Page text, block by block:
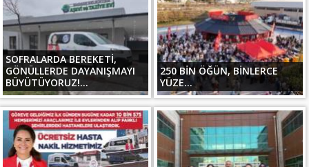
SOFRALARDA BEREKETİ,
GÖNÜLLERDE DAYANIŞMAYI
BÜYÜTÜYORUZ!...
250 BİN ÖĞÜN, BİNLERCE
YÜZE...